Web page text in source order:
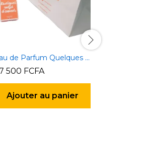
Eau de Parfum Quelques Notes d’Amour 30ml
500 FCFA
Ajouter au panier